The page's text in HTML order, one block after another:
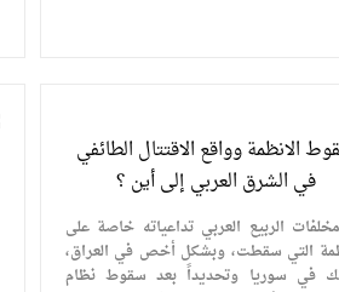
الانظمة وواقع الاقتتال الطائفي
في الشرق العربي إلى أين ؟
الربيع العربي تداعياته خاصة على
التي سقطت، وبشكل أخص في العراق،
في سوريا وتحديداً بعد سقوط نظام